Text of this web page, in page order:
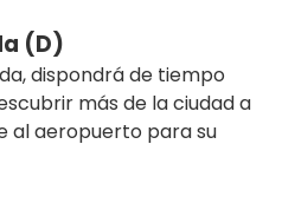
(D)
dispondrá de tiempo
más de la ciudad a
al aeropuerto para su